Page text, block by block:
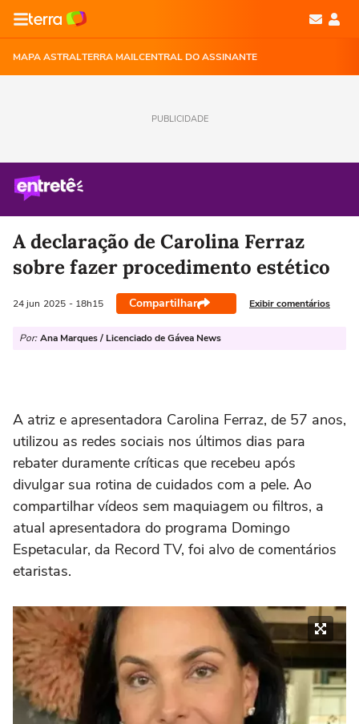
MAPA ASTRALTERRA MAILCENTRAL DO ASSINANTE
PUBLICIDADE
A declaração de Carolina Ferraz
sobre fazer procedimento estético
24 jun 2025 - 18h15 Compartilhar Exibir comentários
Por: Ana Marques / Licenciado de Gávea News
A atriz e apresentadora Carolina Ferraz, de 57 anos,
utilizou as redes sociais nos últimos dias para
rebater duramente críticas que recebeu após
divulgar sua rotina de cuidados com a pele. Ao
compartilhar vídeos sem maquiagem ou filtros, a
atual apresentadora do programa Domingo
Espetacular, da Record TV, foi alvo de comentários
etaristas.